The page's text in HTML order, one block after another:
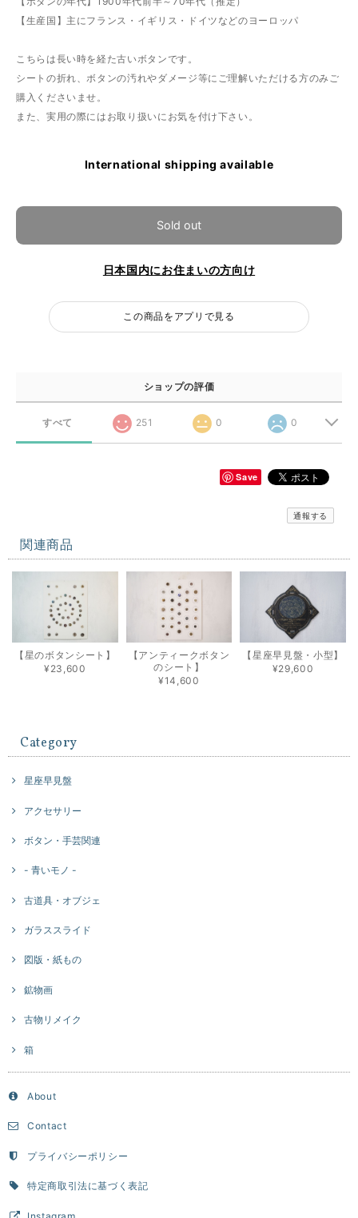
【生産国】主にフランス・イギリス・ドイツなどのヨーロッパ
こちらは長い時を経た古いボタンです。
シートの折れ、ボタンの汚れやダメージ等にご理解いただける方のみご
購入くださいませ。
また、実用の際にはお取り扱いにお気を付け下さい。
International shipping available
Sold out
日本国内にお住まいの方向け
この商品をアプリで見る
ショップの評価
すべて 251 0 0
Save
通報する
関連商品
【星のボタンシート】
¥23,600
【アンティークボタン
のシート】
¥14,600
【星座早見盤・小型】
¥29,600
Category
星座早見盤
アクセサリー
ボタン・手芸関連
- 青いモノ -
古道具・オブジェ
ガラススライド
図版・紙もの
鉱物画
古物リメイク
箱
About
Contact
プライバシーポリシー
特定商取引法に基づく表記